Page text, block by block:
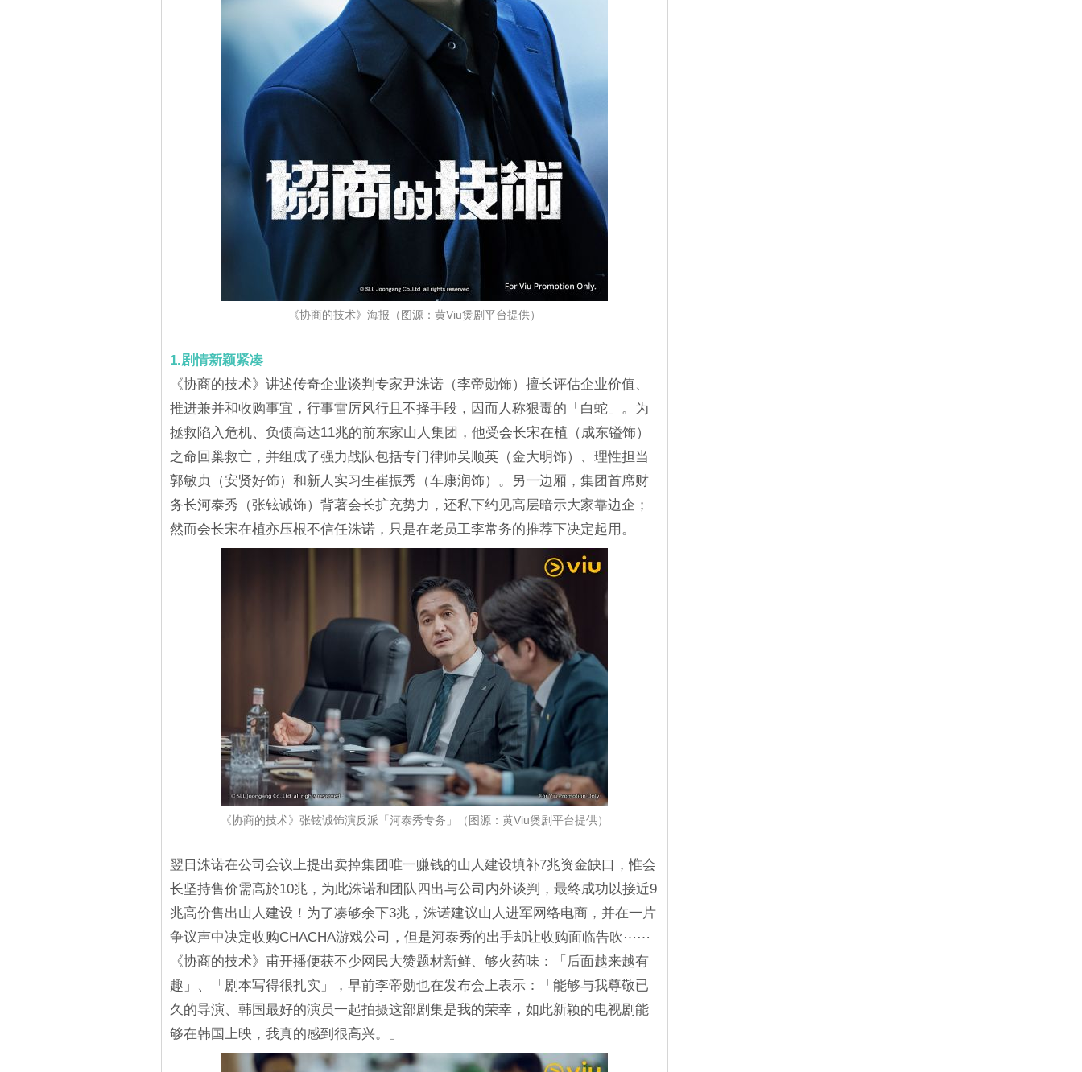
《协商的技术》海报（图源：黄Viu煲剧平台提供）
1.剧情新颖紧凑
《协商的技术》讲述传奇企业谈判专家尹洙诺（李帝勋饰）擅长评估企业价值、
推进兼并和收购事宜，行事雷厉风行且不择手段，因而人称狠毒的「白蛇」。为
拯救陷入危机、负债高达11兆的前东家山人集团，他受会长宋在植（成东镒饰）
之命回巢救亡，并组成了强力战队包括专门律师吴顺英（金大明饰）、理性担当
郭敏贞（安贤好饰）和新人实习生崔振秀（车康润饰）。另一边厢，集团首席财
务长河泰秀（张铉诚饰）背著会长扩充势力，还私下约见高层暗示大家靠边企；
然而会长宋在植亦压根不信任洙诺，只是在老员工李常务的推荐下决定起用。
《协商的技术》张铉诚饰演反派「河泰秀专务」（图源：黄Viu煲剧平台提供）
翌日洙诺在公司会议上提出卖掉集团唯一赚钱的山人建设填补7兆资金缺口，惟会
长坚持售价需高於10兆，为此洙诺和团队四出与公司内外谈判，最终成功以接近9
兆高价售出山人建设！为了凑够余下3兆，洙诺建议山人进军网络电商，并在一片
争议声中决定收购CHACHA游戏公司，但是河泰秀的出手却让收购面临告吹⋯⋯
《协商的技术》甫开播便获不少网民大赞题材新鲜、够火药味：「后面越来越有
趣」、「剧本写得很扎实」，早前李帝勋也在发布会上表示：「能够与我尊敬已
久的导演、韩国最好的演员一起拍摄这部剧集是我的荣幸，如此新颖的电视剧能
够在韩国上映，我真的感到很高兴。」